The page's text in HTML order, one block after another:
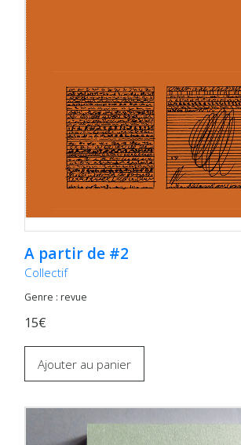
A partir de #2
Collectif
Genre : revue
15€
Ajouter au panier